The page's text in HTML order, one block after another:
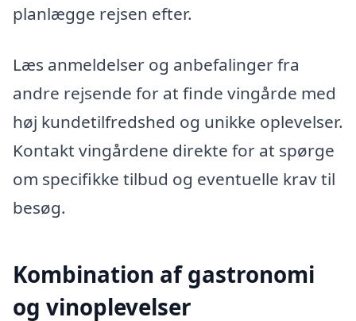
planlægge rejsen efter.
Læs anmeldelser og anbefalinger fra
andre rejsende for at finde vingårde med
høj kundetilfredshed og unikke oplevelser.
Kontakt vingårdene direkte for at spørge
om specifikke tilbud og eventuelle krav til
besøg.
Kombination af gastronomi
og vinoplevelser